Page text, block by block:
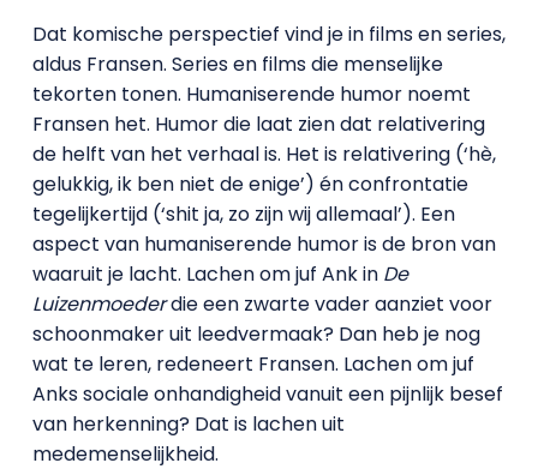
Dat komische perspectief vind je in films en series,
aldus Fransen. Series en films die menselijke
tekorten tonen. Humaniserende humor noemt
Fransen het. Humor die laat zien dat relativering
de helft van het verhaal is. Het is relativering (‘hè,
gelukkig, ik ben niet de enige’) én confrontatie
tegelijkertijd (‘shit ja, zo zijn wij allemaal’). Een
aspect van humaniserende humor is de bron van
waaruit je lacht. Lachen om juf Ank in De
Luizenmoederdie een zwarte vader aanziet voor
schoonmaker uit leedvermaak? Dan heb je nog
wat te leren, redeneert Fransen. Lachen om juf
Anks sociale onhandigheid vanuit een pijnlijk besef
van herkenning? Dat is lachen uit
medemenselijkheid.